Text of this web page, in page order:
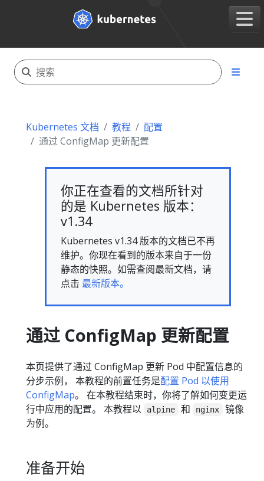
Kubernetes 文档 教程
配置
通过 ConfigMap 更新配置
你正在查看的文档所针对
的是 Kubernetes 版本：
v1.34
Kubernetes v1.34 版本的文档已不再
维护。你现在看到的版本来自于一份
静态的快照。如需查阅最新文档，请
点击 最新版本。
通过 ConfigMap 更新配置
本页提供了通过 ConfigMap 更新 Pod 中配置信息的
分步示例， 本教程的前置任务是配置 Pod 以使用
ConfigMap。 在本教程结束时，你将了解如何变更运
行中应用的配置。 本教程以
alpine 和 nginx
镜像
为例。
准备开始